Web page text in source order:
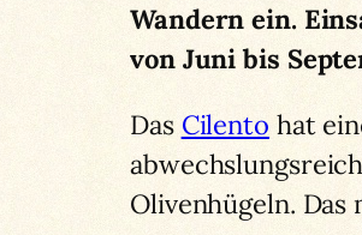
Wandern ein.
von Juni bis
Das Cilento hat
Olivenhügeln.